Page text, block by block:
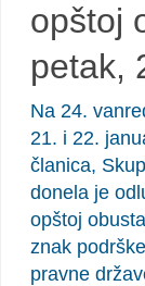
opštoj
petak,
Na 24.
21. i 22.
članica,
donela je
opštoj
znak
pravne